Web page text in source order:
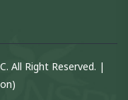
All Right Reserved. |